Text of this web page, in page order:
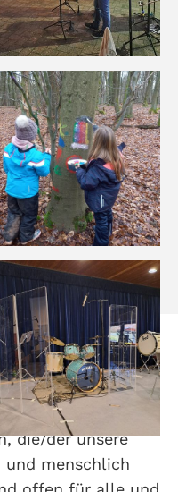
die/der unsere
und menschlich